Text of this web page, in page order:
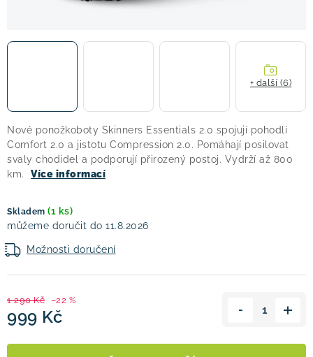
Nové ponožkoboty Skinners Essentials 2.0 spojují pohodlí
Comfort 2.0 a jistotu Compression 2.0. Pomáhají posilovat
svaly chodidel a podporují přirozený postoj. Vydrží až 800
km.
Více informací
Skladem (1 ks)
11.8.2026
Možnosti doručení
1 290 Kč –22 %
999 Kč
+ další (6)